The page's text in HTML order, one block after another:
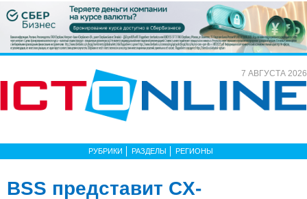
7 АВГУСТА 2026
РУБРИКИ РАЗДЕЛЫ РЕГИОНЫ
BSS представит CX-